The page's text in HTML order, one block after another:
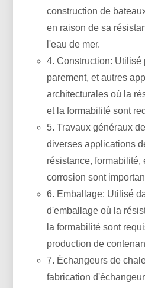
construction de
en raison de sa
l'eau de mer.
4. Construction: Utilisé
parement, et autres
architecturales où la
et la formabilité sont
5. Travaux généraux
diverses applications
résistance, formabilité,
corrosion sont
6. Emballage: Utilisé
d'emballage où la
la formabilité sont
production de
7. Échangeurs de
fabrication